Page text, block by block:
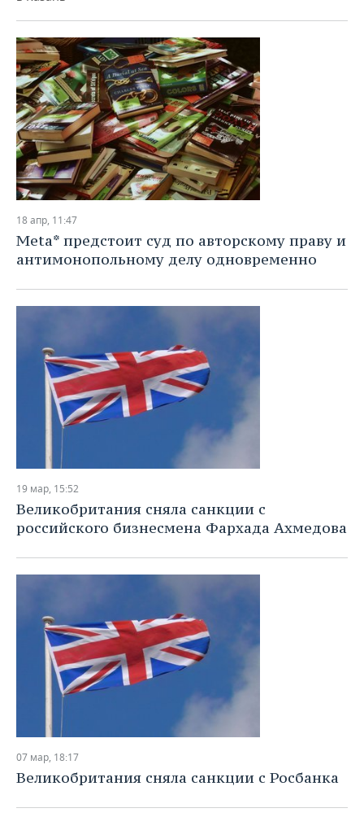
18 апр, 11:47
Meta* предстоит суд по авторскому праву и
антимонопольному делу одновременно
19 мар, 15:52
Великобритания сняла санкции с
российского бизнесмена Фархада Ахмедова
07 мар, 18:17
Великобритания сняла санкции с Росбанка